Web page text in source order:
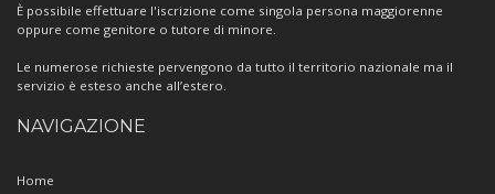
È possibile effettuare l'iscrizione come singola persona maggiorenne
oppure come genitore o tutore di minore.
Le numerose richieste pervengono da tutto il territorio nazionale ma il
servizio è esteso anche all’estero.
NAVIGAZIONE
Home